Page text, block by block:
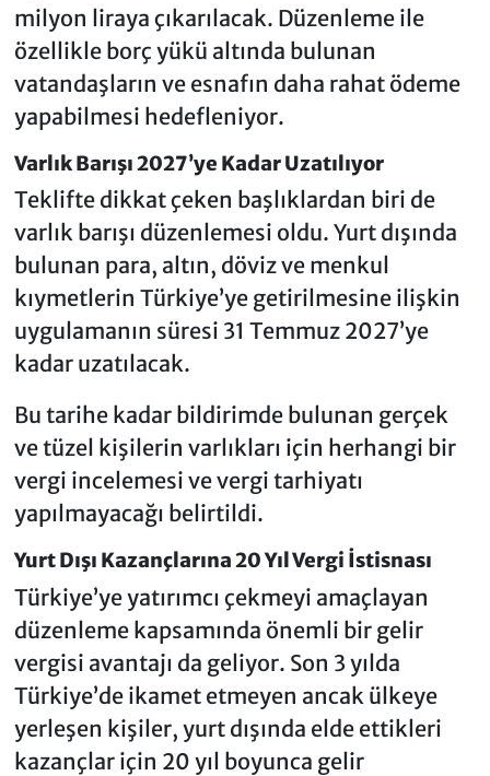
milyon liraya çıkarılacak. Düzenleme ile
özellikle borç yükü altında bulunan
vatandaşların ve esnafın daha rahat ödeme
yapabilmesi hedefleniyor.
Varlık Barışı 2027’ye Kadar Uzatılıyor
Teklifte dikkat çeken başlıklardan biri de
varlık barışı düzenlemesi oldu. Yurt dışında
bulunan para, altın, döviz ve menkul
kıymetlerin Türkiye’ye getirilmesine ilişkin
uygulamanın süresi 31 Temmuz 2027’ye
kadar uzatılacak.
Bu tarihe kadar bildirimde bulunan gerçek
ve tüzel kişilerin varlıkları için herhangi bir
vergi incelemesi ve vergi tarhiyatı
yapılmayacağı belirtildi.
Yurt Dışı Kazançlarına 20 Yıl Vergi İstisnası
Türkiye’ye yatırımcı çekmeyi amaçlayan
düzenleme kapsamında önemli bir gelir
vergisi avantajı da geliyor. Son 3 yılda
Türkiye’de ikamet etmeyen ancak ülkeye
yerleşen kişiler, yurt dışında elde ettikleri
kazançlar için 20 yıl boyunca gelir